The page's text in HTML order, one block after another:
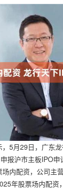
5月29日，广东龙
申报沪市主板IPO
内配资，公司主
年股票场内配资